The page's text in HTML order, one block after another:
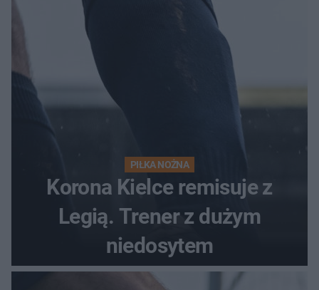
PIŁKA NOŻNA
Korona Kielce remisuje z
Legią. Trener z dużym
niedosytem